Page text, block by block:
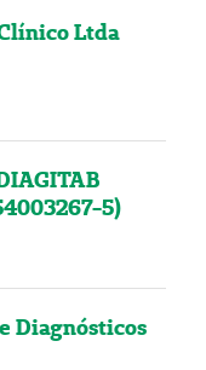
Ltda
5)
Diagnósticos